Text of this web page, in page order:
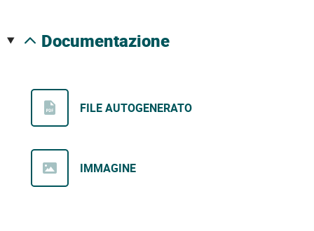
documentazione
FILE AUTOGENERATO
IMMAGINE